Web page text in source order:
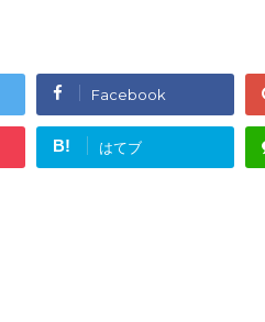
Facebook
B! はてブ